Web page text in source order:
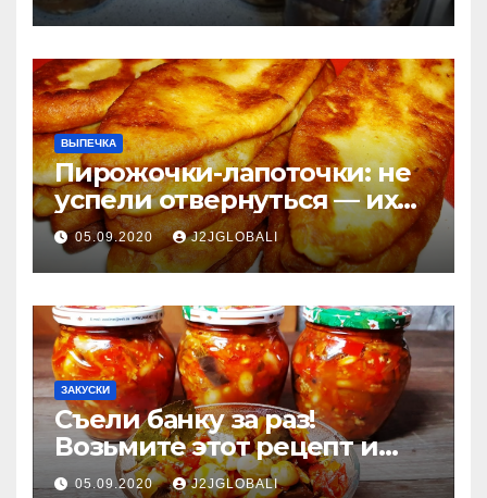
ВЫПЕЧКА
Пирожочки-лапоточки: не
успели отвернуться — их
уже нет!
05.09.2020 J2JGLOBALI
ЗАКУСКИ
Съели банку за раз!
Возьмите этот рецепт и
готовьте побольше:
05.09.2020 J2JGLOBALI